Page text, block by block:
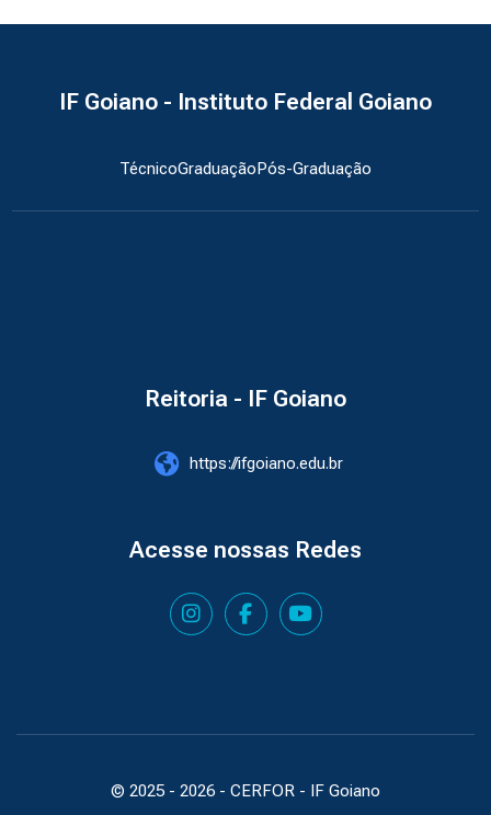
IF Goiano - Instituto Federal Goiano
TécnicoGraduaçãoPós-Graduação
Reitoria - IF Goiano
https://ifgoiano.edu.br
Acesse nossas Redes
© 2025 - 2026 - CERFOR - IF Goiano